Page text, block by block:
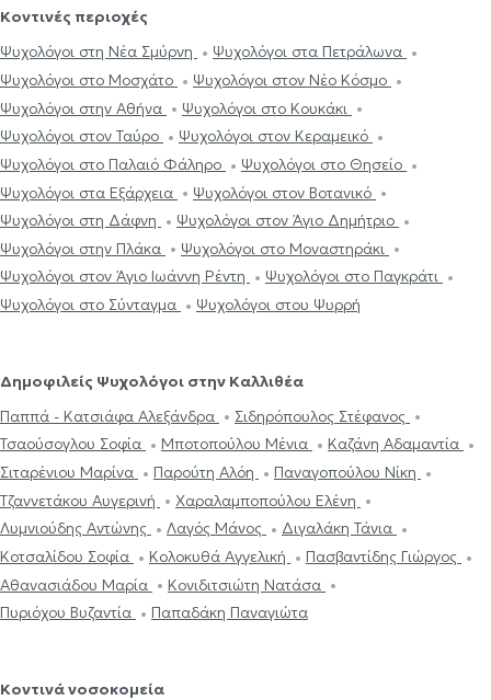
Κοντινές περιοχές
Ψυχολόγοι στη Νέα Σμύρνη
Ψυχολόγοι στα Πετράλωνα
Ψυχολόγοι στο Μοσχάτο
Ψυχολόγοι στον Νέο Κόσμο
Ψυχολόγοι στην Αθήνα
Ψυχολόγοι στο Κουκάκι
Ψυχολόγοι στον Ταύρο
Ψυχολόγοι στον Κεραμεικό
Ψυχολόγοι στο Παλαιό Φάληρο
Ψυχολόγοι στο Θησείο
Ψυχολόγοι στα Εξάρχεια
Ψυχολόγοι στον Βοτανικό
Ψυχολόγοι στη Δάφνη
Ψυχολόγοι στον Άγιο Δημήτριο
Ψυχολόγοι στην Πλάκα
Ψυχολόγοι στο Μοναστηράκι
Ψυχολόγοι στον Άγιο Ιωάννη Ρέντη
Ψυχολόγοι στο Παγκράτι
Ψυχολόγοι στο Σύνταγμα
Ψυχολόγοι στου Ψυρρή
Δημοφιλείς Ψυχολόγοι στην Καλλιθέα
Παππά - Κατσιάφα Αλεξάνδρα
Σιδηρόπουλος Στέφανος
Τσαούσογλου Σοφία
Μποτοπούλου Μένια
Καζάνη Αδαμαντία
Σιταρένιου Μαρίνα
Παρούτη Αλόη
Παναγοπούλου Νίκη
Τζαννετάκου Αυγερινή
Χαραλαμποπούλου Ελένη
Λυμνιούδης Αντώνης
Λαγός Μάνος
Διγαλάκη Τάνια
Κοτσαλίδου Σοφία
Κολοκυθά Αγγελική
Πασβαντίδης Γιώργος
Αθανασιάδου Μαρία
Κονιδιτσιώτη Νατάσα
Πυριόχου Βυζαντία
Παπαδάκη Παναγιώτα
Κοντινά νοσοκομεία